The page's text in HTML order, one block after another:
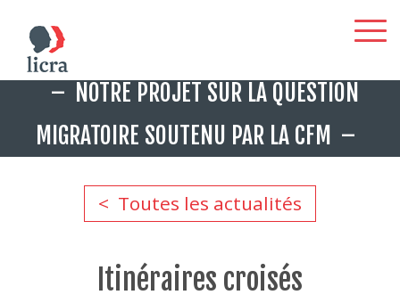
Aller
contenu
principal
NOTRE PROJET SUR LA QUESTION
MIGRATOIRE SOUTENU PAR LA CFM
Toutes les actualités
Itinéraires croisés